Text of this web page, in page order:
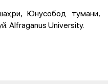
Юнусобод тумани,
Alfraganus University.